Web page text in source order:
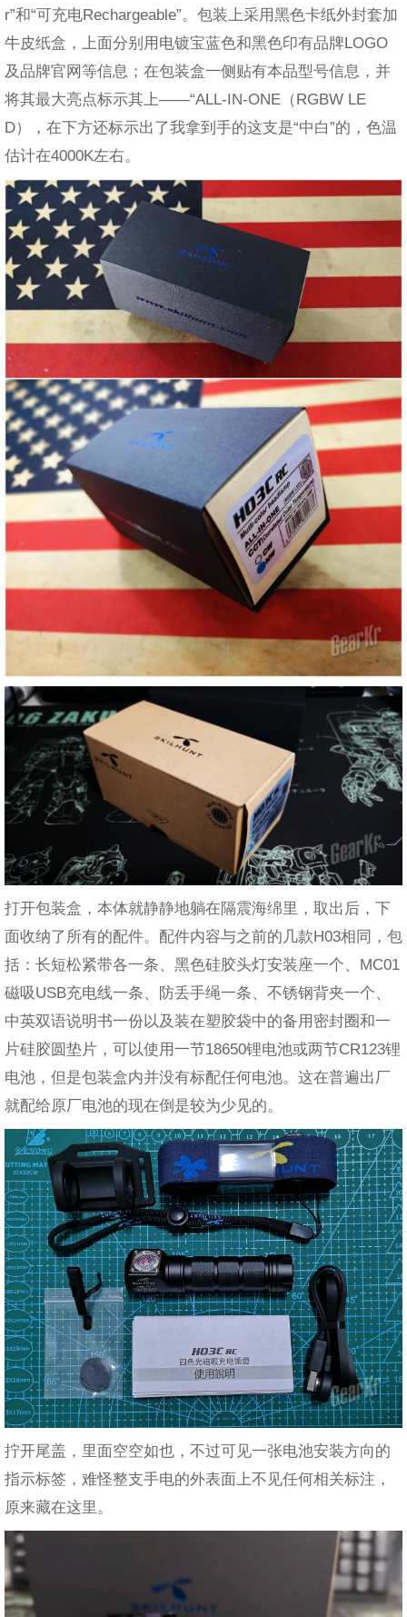
r”和“可充电Rechargeable”。包装上采用黑色卡纸外封套加
牛皮纸盒，上面分别用电镀宝蓝色和黑色印有品牌LOGO
及品牌官网等信息；在包装盒一侧贴有本品型号信息，并
将其最大亮点标示其上——“ALL-IN-ONE（RGBW LE
D），在下方还标示出了我拿到手的这支是“中白”的，色温
估计在4000K左右。
打开包装盒，本体就静静地躺在隔震海绵里，取出后，下
面收纳了所有的配件。配件内容与之前的几款H03相同，包
括：长短松紧带各一条、黑色硅胶头灯安装座一个、MC01
磁吸USB充电线一条、防丢手绳一条、不锈钢背夹一个、
中英双语说明书一份以及装在塑胶袋中的备用密封圈和一
片硅胶圆垫片，可以使用一节18650锂电池或两节CR123锂
电池，但是包装盒内并没有标配任何电池。这在普遍出厂
就配给原厂电池的现在倒是较为少见的。
拧开尾盖，里面空空如也，不过可见一张电池安装方向的
指示标签，难怪整支手电的外表面上不见任何相关标注，
原来藏在这里。